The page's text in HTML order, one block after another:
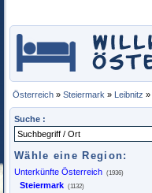
Österreich » Steiermark » Leibnitz »
Suche :
Wähle eine Region:
Unterkünfte Österreich (1936)
Steiermark (1132)